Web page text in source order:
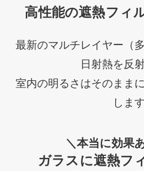
高性能の遮熱フィ
最新のマルチレイヤー（
日射熱を反
室内の明るさはそのまま
します
＼本当に効果
ガラスに遮熱フ